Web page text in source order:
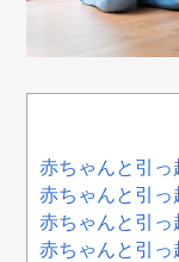
赤ちゃんと引っ
赤ちゃんと引っ
赤ちゃんと引っ
赤ちゃんと引っ